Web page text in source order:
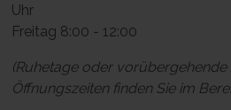
Uhr
Freitag 8:00 - 12:00
(Ruhetage oder
Öffnungszeiten finden Sie im